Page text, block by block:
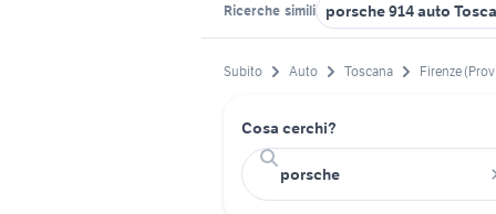
Ricerche simili porsche 914 auto
Subito Auto Toscana Firenze
Cosa cerchi?